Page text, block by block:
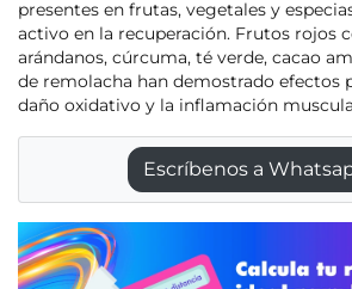
presentes en frutas, vegetales y
activo en la recuperación. Frutos rojos
arándanos, cúrcuma, té verde, cacao
de remolacha han demostrado efectos
daño oxidativo y la inflamación
Escríbenos a